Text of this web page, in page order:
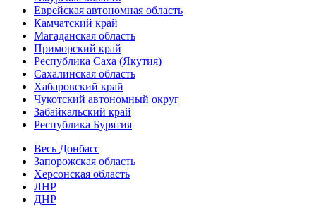
Еврейская автономная область
Камчатский край
Магаданская область
Приморский край
Республика Саха (Якутия)
Сахалинская область
Хабаровский край
Чукотский автономный округ
Забайкальский край
Республика Бурятия
Весь Донбасс
Запорожская область
Херсонская область
ЛНР
ДНР